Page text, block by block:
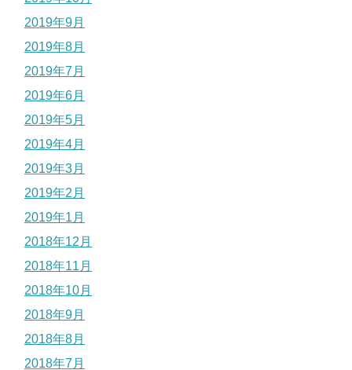
2019年9月
2019年8月
2019年7月
2019年6月
2019年5月
2019年4月
2019年3月
2019年2月
2019年1月
2018年12月
2018年11月
2018年10月
2018年9月
2018年8月
2018年7月